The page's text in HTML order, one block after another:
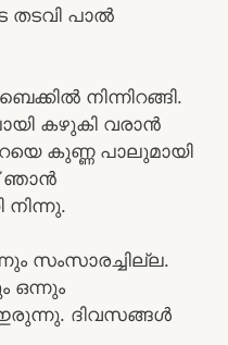
തടവി പാൽ
നിന്നിറങ്ങി.
കഴുകി വരാൻ
കുണ്ണ പാലുമായി
ഞാൻ
സംസാരച്ചില്ല.
ഒന്നും
ദിവസങ്ങൾ